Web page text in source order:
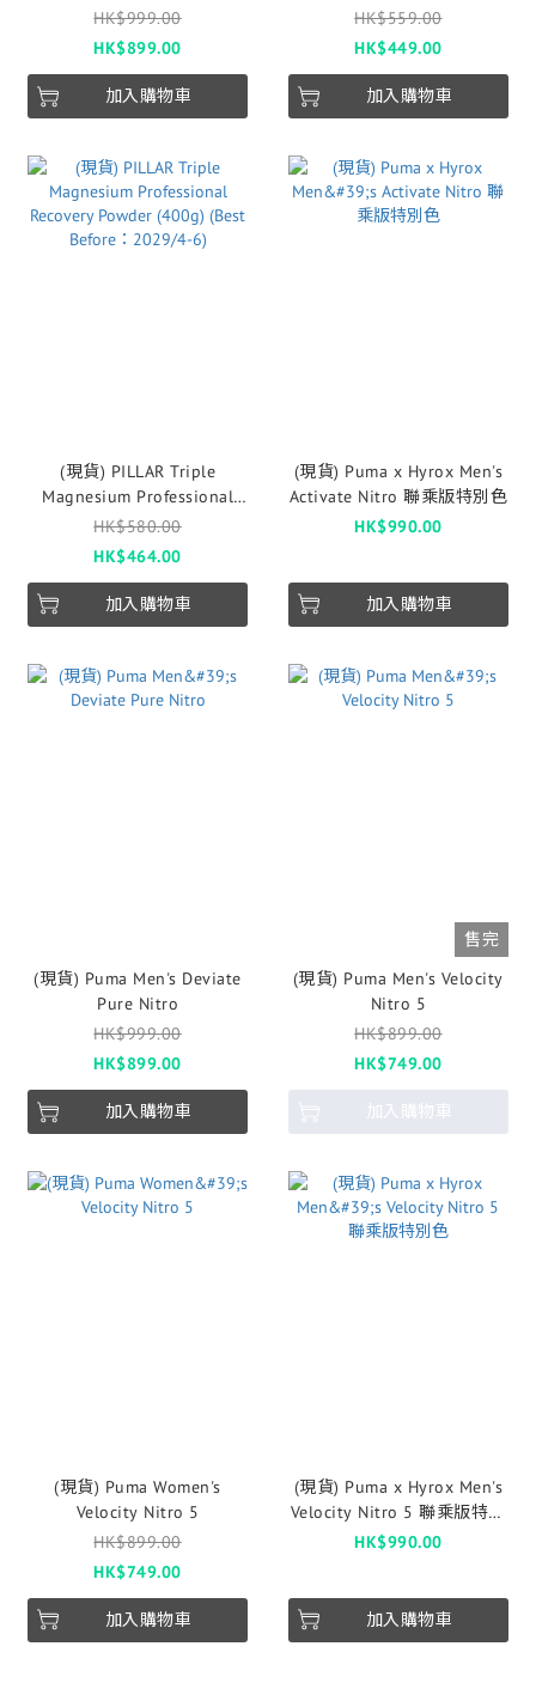
HK$999.00
HK$899.00
加入購物車
HK$559.00
HK$449.00
加入購物車
(現貨) PILLAR Triple
Magnesium Professional
Recovery Powder (400g)
(Best Before：2029/4-6)
HK$580.00
HK$464.00
加入購物車
(現貨) Puma x Hyrox Men's
Activate Nitro 聯乘版特別色
HK$990.00
加入購物車
(現貨) Puma Men's Deviate
Pure Nitro
HK$999.00
HK$899.00
加入購物車
售完
(現貨) Puma Men's Velocity
Nitro 5
HK$899.00
HK$749.00
加入購物車
(現貨) Puma Women's
Velocity Nitro 5
HK$899.00
HK$749.00
加入購物車
(現貨) Puma x Hyrox Men's
Velocity Nitro 5 聯乘版特別
色
HK$990.00
加入購物車